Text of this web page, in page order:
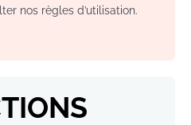
nos règles d’utilisation.